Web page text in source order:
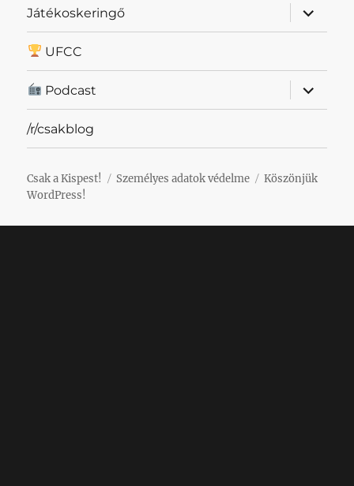
Játékoskeringő
almenü
UFCC
Podcast
almenü
/r/csakblog
Csak a Kispest! Személyes adatok védelme
Köszönjük
WordPress!